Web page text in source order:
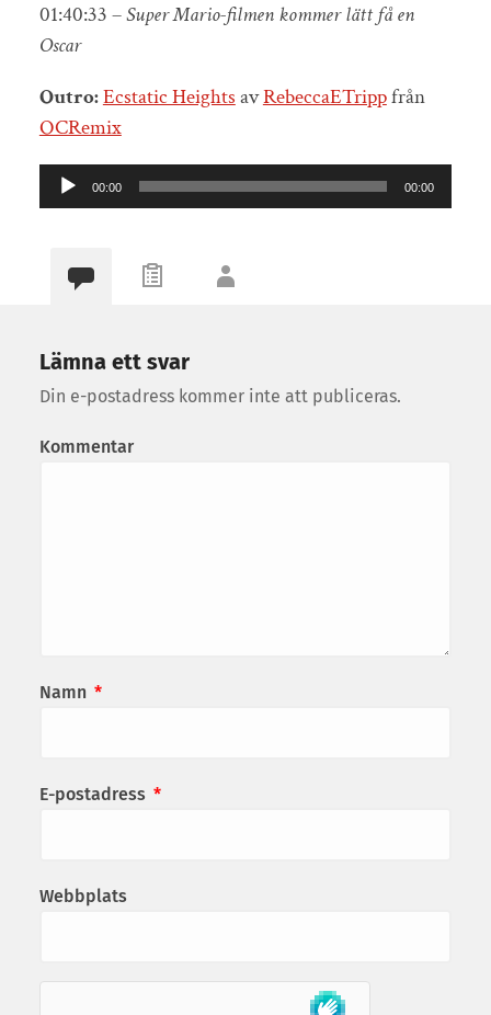
01:40:33 –Super Mario-filmen kommer lätt få en
Oscar
Outro:Ecstatic HeightsavRebeccaETrippfrån
OCRemix
Ljudspelare
00:00 00:00
Lämna ett svar
Din e-postadress kommer inte att publiceras.
Kommentar
Namn *
E-postadress *
Webbplats